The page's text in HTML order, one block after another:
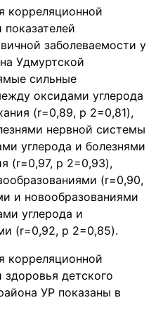
корреляционной
заболеваемости у
Удмуртской
сильные
оксидами углерода
(r=0,89, p 2=0,81),
нервной системы
углерода и болезнями
(r=0,97, p 2=0,93),
(r=0,90,
и новообразованиями
углерода и
(r=0,92, p 2=0,85).
корреляционной
детского
УР показаны в